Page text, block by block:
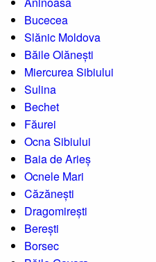
Bucecea
Slănic Moldova
Băile Olănești
Miercurea Sibiului
Sulina
Bechet
Făurei
Ocna Sibiului
Baia de Arieș
Ocnele Mari
Căzănești
Dragomirești
Berești
Borsec